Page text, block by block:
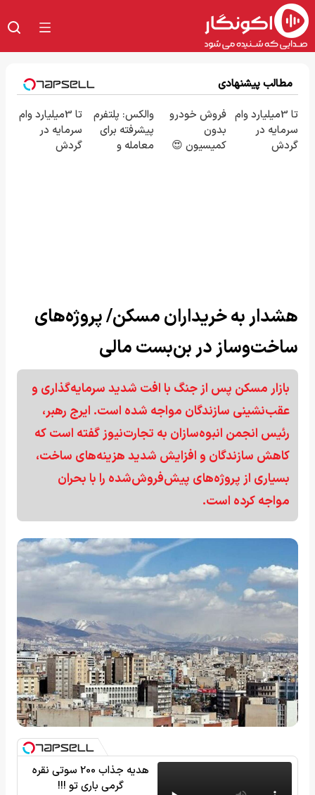
مطالب پیشنهادی
تا 3میلیارد وام
سرمایه در
گردش
فروش خودرو
بدون
کمیسیون 😍
والکس: پلتفرم
پیشرفته برای
معامله و
تا 3میلیارد وام
سرمایه در
گردش
هشدار به خریداران مسکن/ پروژه‌های
ساخت‌وساز در بن‌بست مالی
بازار مسکن پس از جنگ با افت شدید سرمایه‌گذاری و
عقب‌نشینی سازندگان مواجه شده است. ایرج رهبر،
رئیس انجمن انبوه‌سازان به تجارت‌نیوز گفته است که
کاهش سازندگان و افزایش شدید هزینه‌های ساخت،
بسیاری از پروژه‌های پیش‌فروش‌شده را با بحران
مواجه کرده است.
هدیه جذاب 200 سوتی نقره
گرمی باری تو !!!